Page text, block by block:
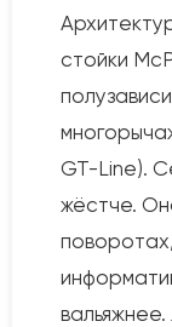
стойки
GT-Line).
жёстче.